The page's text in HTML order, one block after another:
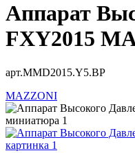
Аппарат
FXY2015
арт.MMD2015.Y5.BP
MAZZONI